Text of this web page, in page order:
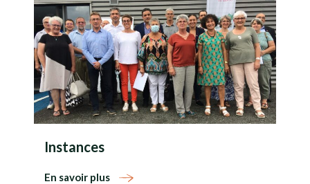
Instances
En savoir plus